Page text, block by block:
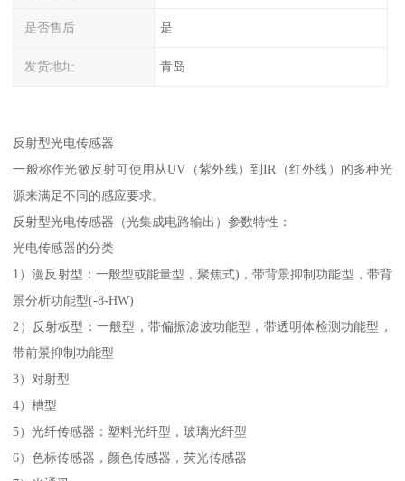
是否售后 是
发货地址 青岛
反射型光电传感器
一般称作光敏反射可使用从UV（紫外线）到IR（红外线）的多种光
源来满足不同的感应要求。
反射型光电传感器（光集成电路输出）参数特性：
光电传感器的分类
1）漫反射型：一般型或能量型，聚焦式)，带背景抑制功能型，带背
景分析功能型(-8-HW)
2）反射板型：一般型，带偏振滤波功能型，带透明体检测功能型，
带前景抑制功能型
3）对射型
4）槽型
5）光纤传感器：塑料光纤型，玻璃光纤型
6）色标传感器，颜色传感器，荧光传感器